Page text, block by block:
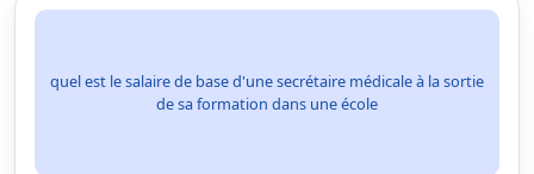
quel est le salaire de base d'une secrétaire médicale à la sortie
de sa formation dans une école